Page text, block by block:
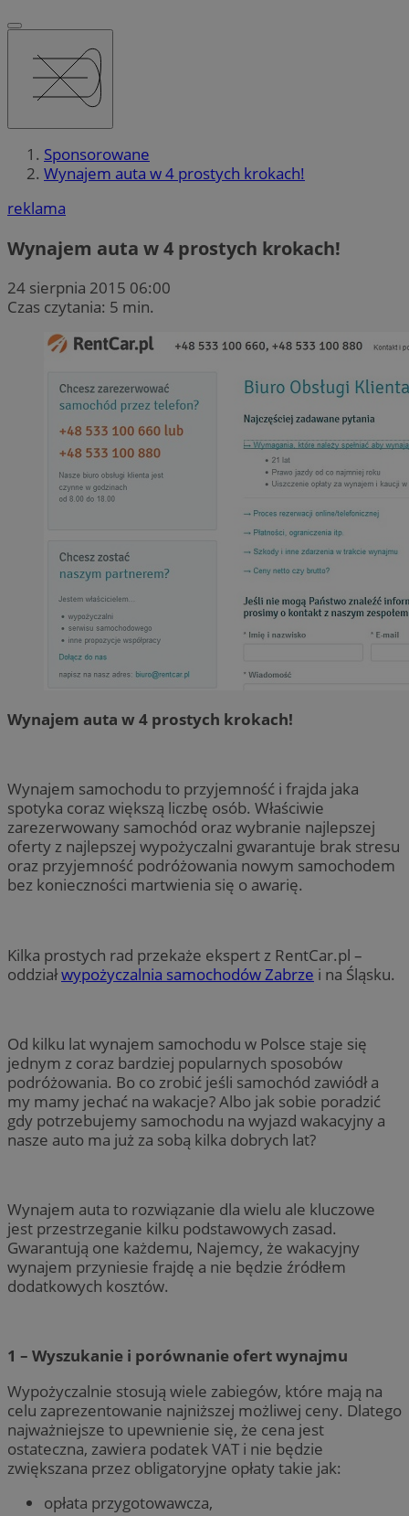
Sponsorowane
Wynajem auta w 4 prostych krokach!
reklama
Wynajem auta w 4 prostych krokach!
24 sierpnia 2015 06:00
Czas czytania: 5 min.
Wynajem auta w 4 prostych krokach!
Wynajem samochodu to przyjemność i frajda jaka
spotyka coraz większą liczbę osób. Właściwie
zarezerwowany samochód oraz wybranie najlepszej
oferty z najlepszej wypożyczalni gwarantuje brak stresu
oraz przyjemność podróżowania nowym samochodem
bez konieczności martwienia się o awarię.
Kilka prostych rad przekaże ekspert z RentCar.pl –
oddziałwypożyczalnia samochodów Zabrze i na Śląsku.
Od kilku lat wynajem samochodu w Polsce staje się
jednym z coraz bardziej popularnych sposobów
podróżowania. Bo co zrobić jeśli samochód zawiódł a
my mamy jechać na wakacje? Albo jak sobie poradzić
gdy potrzebujemy samochodu na wyjazd wakacyjny a
nasze auto ma już za sobą kilka dobrych lat?
Wynajem auta to rozwiązanie dla wielu ale kluczowe
jest przestrzeganie kilku podstawowych zasad.
Gwarantują one każdemu, Najemcy, że wakacyjny
wynajem przyniesie frajdę a nie będzie źródłem
dodatkowych kosztów.
1 – Wyszukanie i porównanie ofert wynajmu
Wypożyczalnie stosują wiele zabiegów, które mają na
celu zaprezentowanie najniższej możliwej ceny. Dlatego
najważniejsze to upewnienie się, że cena jest
ostateczna, zawiera podatek VAT i nie będzie
zwiększana przez obligatoryjne opłaty takie jak:
opłata przygotowawcza,